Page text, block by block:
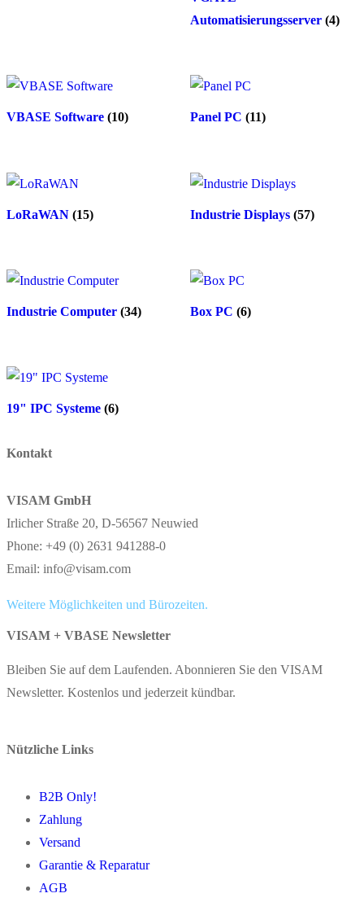
Automatisierungsserver (4)
VBASE Software (10) Panel PC (11)
LoRaWAN (15) Industrie Displays (57)
Industrie Computer (34) Box PC (6)
19" IPC Systeme (6)
Kontakt
VISAM GmbH
Irlicher Straße 20, D-56567 Neuwied
Phone: +49 (0) 2631 941288-0
Email: info@visam.com
Weitere Möglichkeiten und Bürozeiten.
VISAM + VBASE Newsletter
Bleiben Sie auf dem Laufenden. Abonnieren Sie den VISAM
Newsletter. Kostenlos und jederzeit kündbar.
Nützliche Links
B2B Only!
Zahlung
Versand
Garantie & Reparatur
AGB